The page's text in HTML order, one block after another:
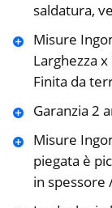
saldatura,
Misure
Larghezza
Finita da
Garanzia 2
Misure
piegata è
in spessore